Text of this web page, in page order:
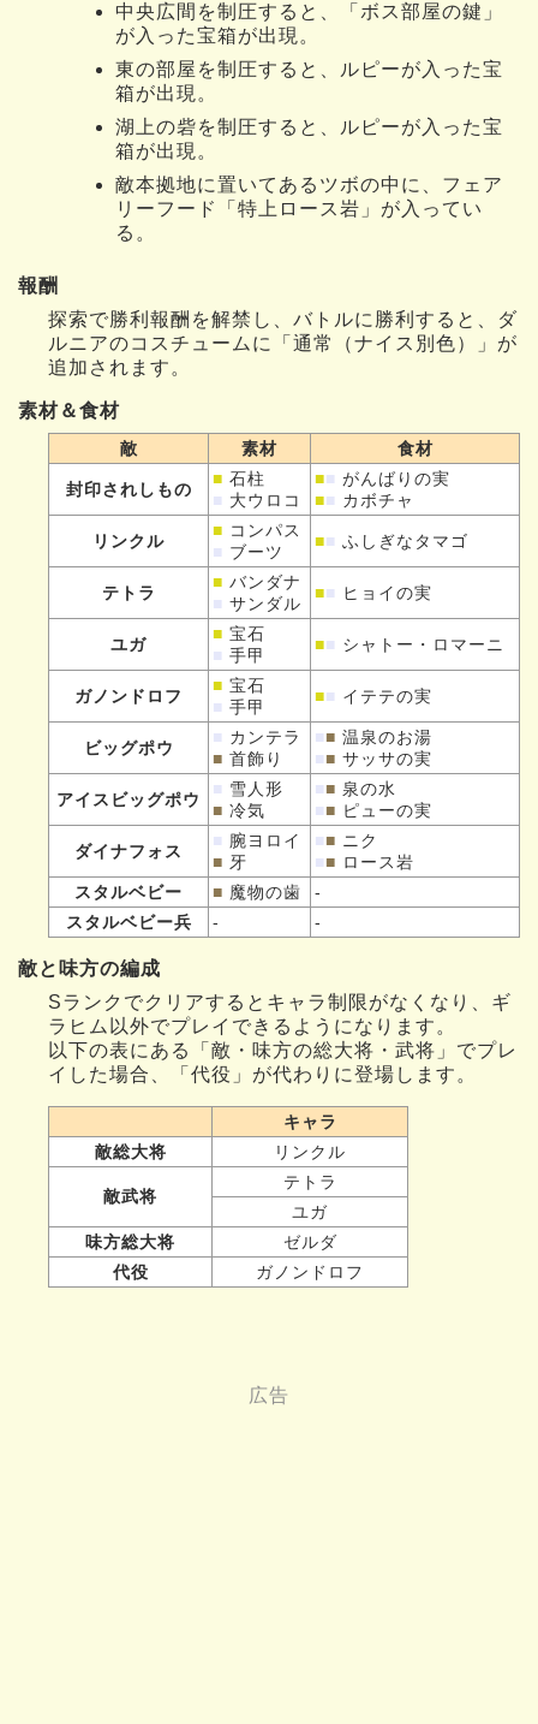
中央広間を制圧すると、「ボス部屋の鍵」
が入った宝箱が出現。
東の部屋を制圧すると、ルピーが入った宝
箱が出現。
湖上の砦を制圧すると、ルピーが入った宝
箱が出現。
敵本拠地に置いてあるツボの中に、フェア
リーフード「特上ロース岩」が入ってい
る。
報酬
探索で勝利報酬を解禁し、バトルに勝利すると、ダ
ルニアのコスチュームに「通常（ナイス別色）」が
追加されます。
素材＆食材
敵 素材 食材
封印されしもの
■ 石柱
■ 大ウロコ
■■ がんばりの実
■■ カボチャ
リンクル
■ コンパス
■ ブーツ
■■ ふしぎなタマゴ
テトラ
■ バンダナ
■ サンダル
■■ ヒョイの実
ユガ
■ 宝石
■ 手甲
■■ シャトー・ロマーニ
ガノンドロフ
■ 宝石
■ 手甲
■■ イテテの実
ビッグポウ
■ カンテラ
■ 首飾り
■■ 温泉のお湯
■■ サッサの実
アイスビッグポウ
■ 雪人形
■ 冷気
■■ 泉の水
■■ ピューの実
ダイナフォス
■ 腕ヨロイ
■ 牙
■■ ニク
■■ ロース岩
スタルベビー
■ 魔物の歯
-
スタルベビー兵
- -
敵と味方の編成
Sランクでクリアするとキャラ制限がなくなり、ギ
ラヒム以外でプレイできるようになります。
以下の表にある「敵・味方の総大将・武将」でプレ
イした場合、「代役」が代わりに登場します。
キャラ
敵総大将
リンクル
敵武将
テトラ
ユガ
味方総大将
ゼルダ
代役
ガノンドロフ